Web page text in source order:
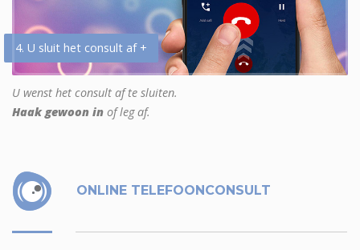
4. U sluit het consult af +
U wenst het consult af te sluiten.
Haak gewoon in of leg af.
ONLINE TELEFOONCONSULT